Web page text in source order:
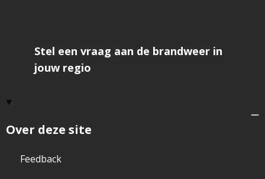
Over deze site
Feedback
Stel een vraag aan de brandweer in
jouw regio